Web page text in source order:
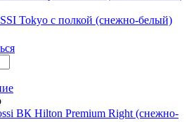
Tokyo с полкой (снежно-белый)